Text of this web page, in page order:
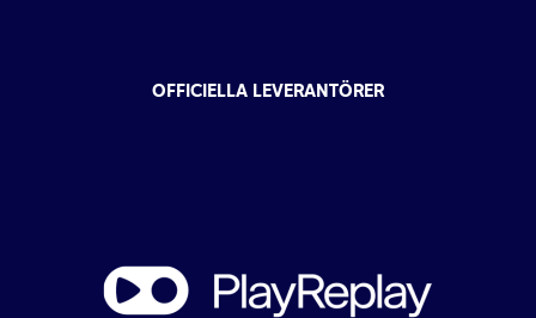
OFFICIELLA LEVERANTÖRER